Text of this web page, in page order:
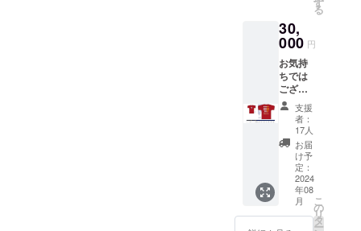
ルを贈
らせて
頂きま
す。 ※
サイズ
感:タテ
82cm×
ヨコ
34cm
る
30,
000 円
お気持
ちでは
ござい
ます
が、
メール
又は郵
送にて
御礼の
メッ
セージ
と「輪
島レッ
支援
者：
17人
お届
け予
定：
2024
年08
月
こ
の
リ
タ
ー